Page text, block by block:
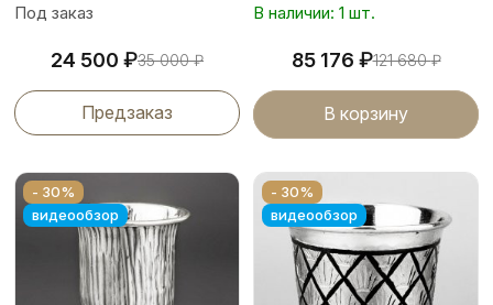
Под заказ
24 500 ₽35 000₽
Предзаказ
В наличии: 1 шт.
85 176 ₽121 680₽
В корзину
- 30%
видеообзор
- 30%
видеообзор